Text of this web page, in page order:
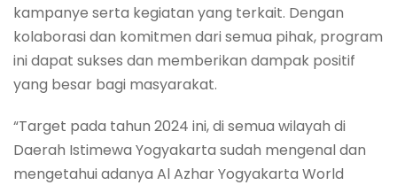
kampanye serta kegiatan yang terkait. Dengan
kolaborasi dan komitmen dari semua pihak, program
ini dapat sukses dan memberikan dampak positif
yang besar bagi masyarakat.
“Target pada tahun 2024 ini, di semua wilayah di
Daerah Istimewa Yogyakarta sudah mengenal dan
mengetahui adanya Al Azhar Yogyakarta World